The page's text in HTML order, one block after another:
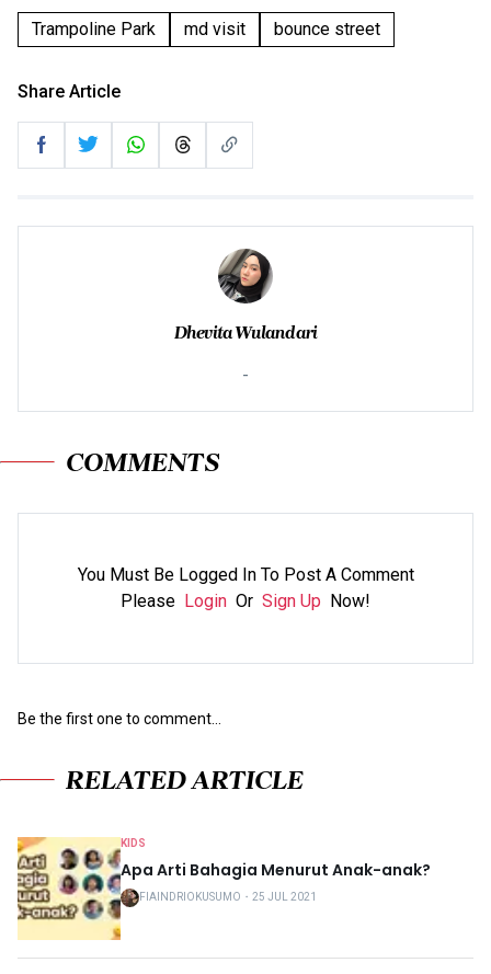
Trampoline Park md visit bounce street
Share Article
Dhevita Wulandari
-
COMMENTS
You Must Be Logged In To Post A Comment
Please Login Or Sign Up Now!
Be the first one to comment...
RELATED ARTICLE
KIDS
Apa Arti Bahagia Menurut Anak-anak?
FIAINDRIOKUSUMO ・ 25 JUL 2021